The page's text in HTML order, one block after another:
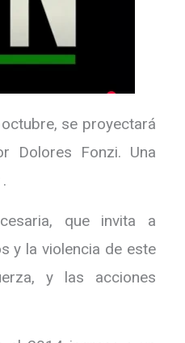
se proyectará
Dolores Fonzi. Una
que invita a
y la violencia de este
y las acciones